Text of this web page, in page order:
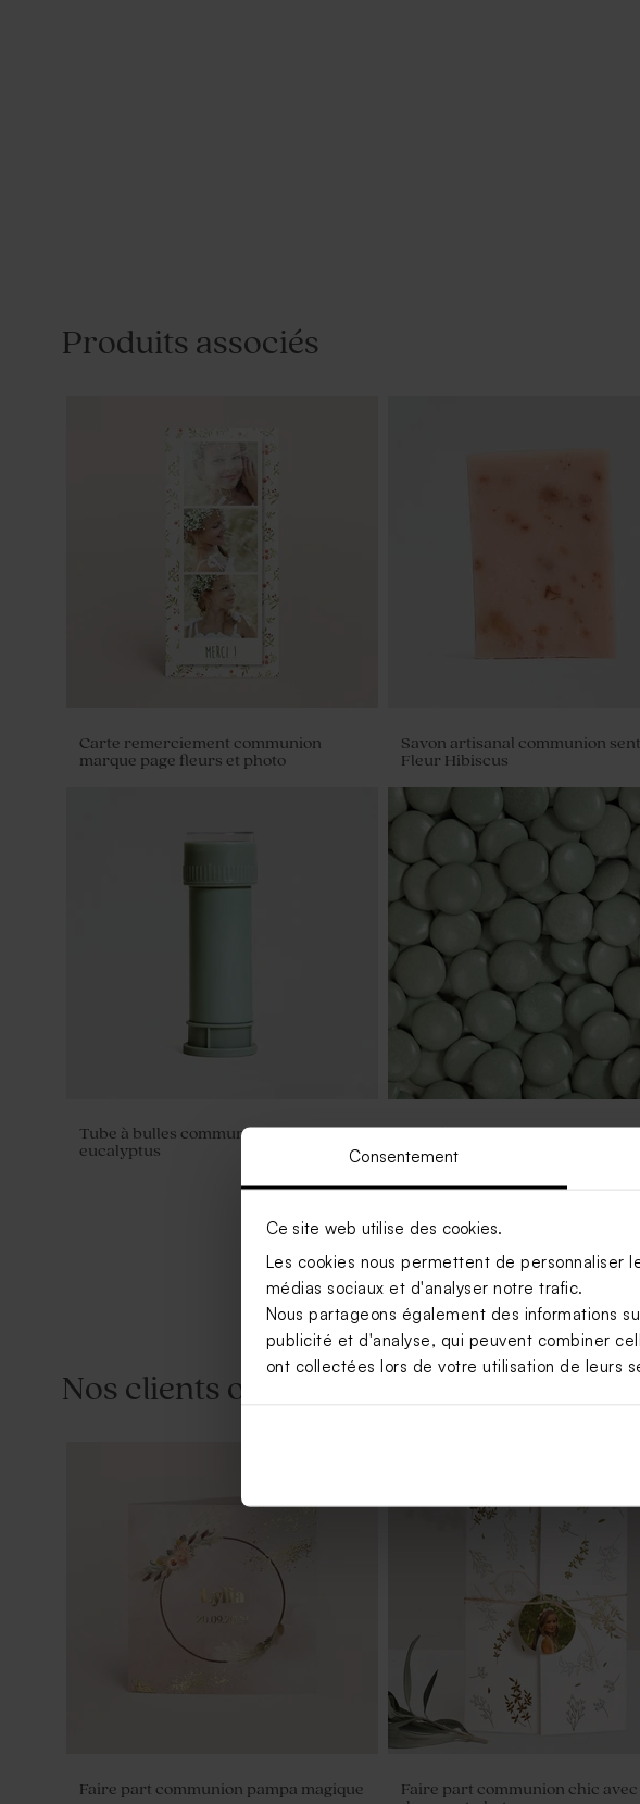
Consentement
Ce site web utilise des cookies.
Les cookies nous permettent de personnaliser
médias sociaux et d'analyser notre trafic.
Nous partageons également des informations
publicité et d'analyse, qui peuvent combiner
ont collectées lors de votre utilisation de leurs
Produits associés
Carte remerciement communion
marque page fleurs et photo
Savon artisanal communion
Fleur Hibiscus
Tube à bulles communion vert
eucalyptus
Dragées communion lentilles
eucalyptus 1 kg (± 1120 ex)
Boîte cadeaux invités DIY communion
Contenant dragées communion
Nos clients ont aussi aimé...
Faire part communion pampa magique
Faire part communion chic avec